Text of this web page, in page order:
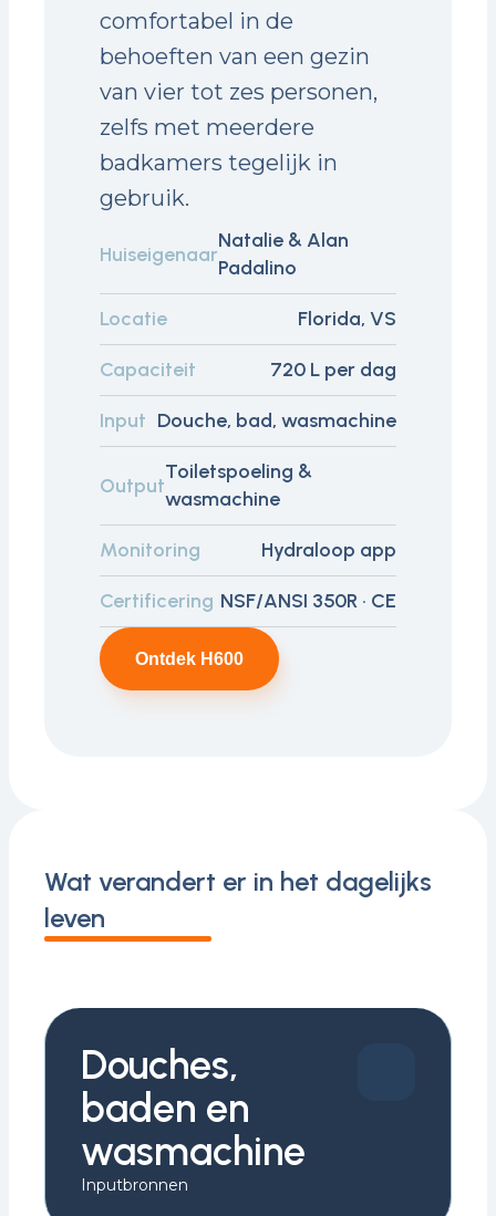
comfortabel in de
behoeften van een gezin
van vier tot zes personen,
zelfs met meerdere
badkamers tegelijk in
gebruik.
Huiseigenaar
Natalie & Alan
Padalino
Locatie Florida, VS
Capaciteit 720 L per dag
Input Douche, bad, wasmachine
Output
Toiletspoeling &
wasmachine
Monitoring Hydraloop app
Certificering NSF/ANSI 350R · CE
Ontdek H600
Wat verandert er in het dagelijks
leven
Douches,
baden en
wasmachine
Inputbronnen